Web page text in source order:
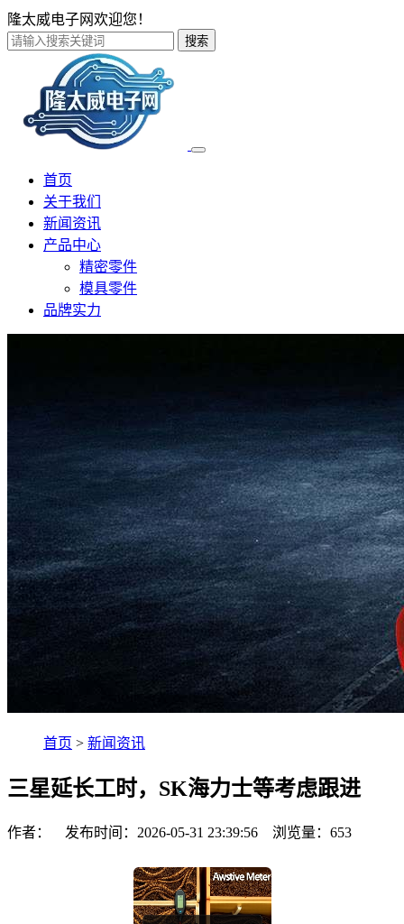
隆太威电子网欢迎您！
搜索
首页
关于我们
新闻资讯
产品中心
精密零件
模具零件
品牌实力
首页 > 新闻资讯
三星延长工时，SK海力士等考虑跟进
作者： 发布时间：2026-05-31 23:39:56 浏览量： 653